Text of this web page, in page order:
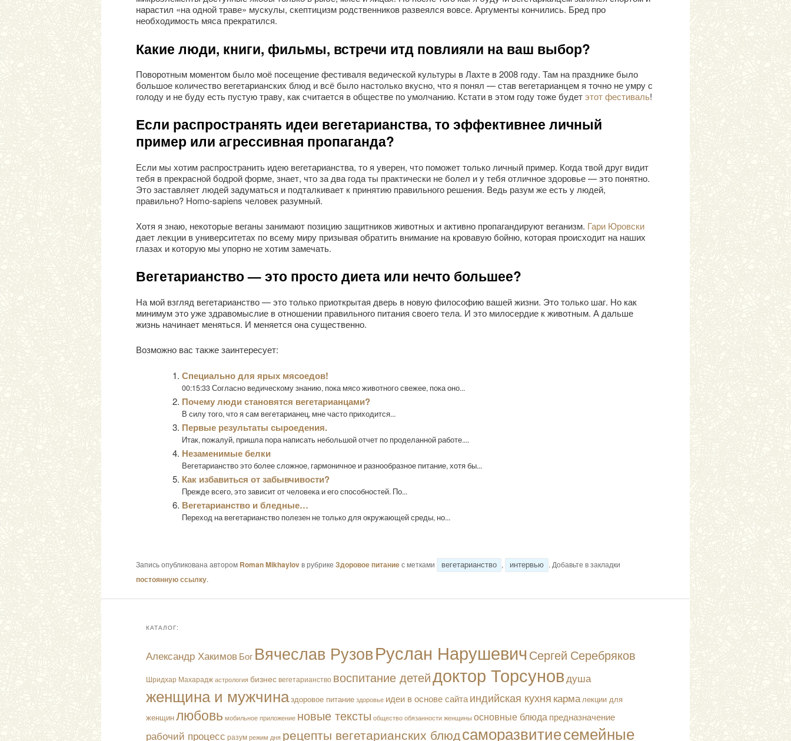
нарастил «на одной траве» мускулы, скептицизм родственников развеялся вовсе. Аргументы кончились. Бред про
необходимость мяса прекратился.
Какие люди, книги, фильмы, встречи итд повлияли на ваш выбор?
Поворотным моментом было моё посещение фестиваля ведической культуры в Лахте в 2008 году. Там на празднике было
большое количество вегетарианских блюд и всё было настолько вкусно, что я понял — став вегетарианцем я точно не умру с
голоду и не буду есть пустую траву, как считается в обществе по умолчанию. Кстати в этом году тоже будетэтот фестиваль!
Если распространять идеи вегетарианства, то эффективнее личный
пример или агрессивная пропаганда?
Если мы хотим распространить идею вегетарианства, то я уверен, что поможет только личный пример. Когда твой друг видит
тебя в прекрасной бодрой форме, знает, что за два года ты практически не болел и у тебя отличное здоровье — это понятно.
Это заставляет людей задуматься и подталкивает к принятию правильного решения. Ведь разум же есть у людей,
правильно? Homo-sapiens человек разумный.
Хотя я знаю, некоторые веганы занимают позицию защитников животных и активно пропагандируют веганизм. Гари Юровски
дает лекции в университетах по всему миру призывая обратить внимание на кровавую бойню, которая происходит на наших
глазах и которую мы упорно не хотим замечать.
Вегетарианство — это просто диета или нечто большее?
На мой взгляд вегетарианство — это только приоткрытая дверь в новую философию вашей жизни. Это только шаг. Но как
минимум это уже здравомыслие в отношении правильного питания своего тела. И это милосердие к животным. А дальше
жизнь начинает меняться. И меняется она существенно.
Возможно вас также заинтересует:
Специально для ярых мясоедов!
00:15:33 Согласно ведическому знанию, пока мясо животного свежее, пока оно...
Почему люди становятся вегетарианцами?
В силу того, что я сам вегетарианец, мне часто приходится...
Первые результаты сыроедения.
Итак, пожалуй, пришла пора написать небольшой отчет по проделанной работе....
Незаменимые белки
Вегетарианство это более сложное, гармоничное и разнообразное питание, хотя бы...
Как избавиться от забывчивости?
Прежде всего, это зависит от человека и его способностей. По...
Вегетарианство и бледные…
Переход на вегетарианство полезен не только для окружающей среды, но...
Запись опубликована автором Roman Mikhaylovв рубрике Здоровое питаниес метками вегетарианство , интервью . Добавьте в закладки
постоянную ссылку.
КАТАЛОГ:
Александр ХакимовБог Вячеслав РузовРуслан Нарушевич Сергей Серебряков
Шридхар Махараджастрологиябизнесвегетарианство воспитание детейдоктор Торсунов душа
женщина и мужчиназдоровое питание здоровье идеи в основе сайтаиндийская кухня карма лекции для
женщинлюбовь мобильное приложение новые тексты общество обязанности женщиныосновные блюдапредназначение
рабочий процесс разумрежим дня рецепты вегетарианских блюдсаморазвитиесемейные